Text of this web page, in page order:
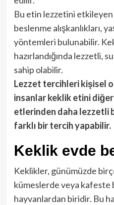
Bu etin lezzetini
beslenme alışkanlıkları,
yöntemleri bulunabilir.
hazırlandığında lezzetli,
sahip olabilir.
Lezzet tercihleri kişisel
insanlar keklik etini
etlerinden daha lezzetli
farklı bir tercih yapabilir.
Keklik evde
Keklikler, günümüzde
kümeslerde veya kafeste
hayvanlardan biridir. Bu